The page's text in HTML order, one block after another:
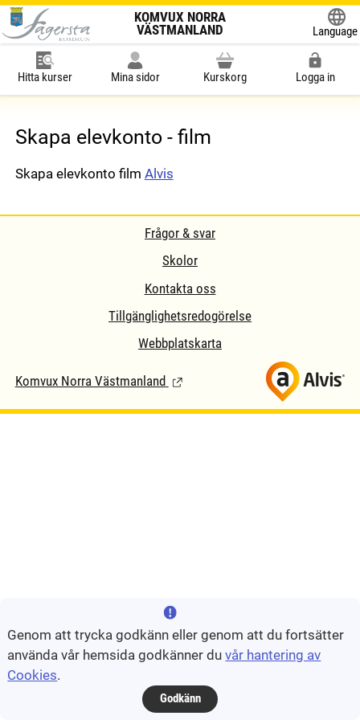
KOMVUX NORRA
VÄSTMANLAND
Language
Hitta kurser Mina sidor Kurskorg Logga in
Skapa elevkonto - film
Skapa elevkonto film Alvis
Frågor & svar
Skolor
Kontakta oss
Tillgänglighetsredogörelse
Webbplatskarta
Komvux Norra Västmanland (Länk till extern sida.)
Genom att trycka godkänn eller genom att du fortsätter
använda vår hemsida godkänner duvår hantering av
Cookies.
Godkänn